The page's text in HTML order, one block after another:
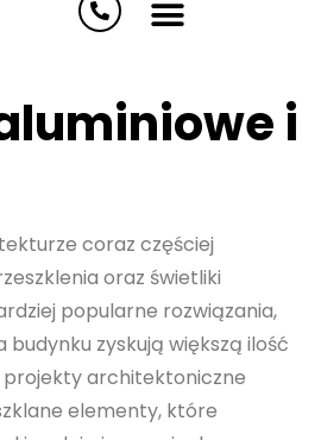
i
coraz częściej
oraz świetliki
popularne rozwiązania,
zyskują większą ilość
projekty architektoniczne
elementy, które